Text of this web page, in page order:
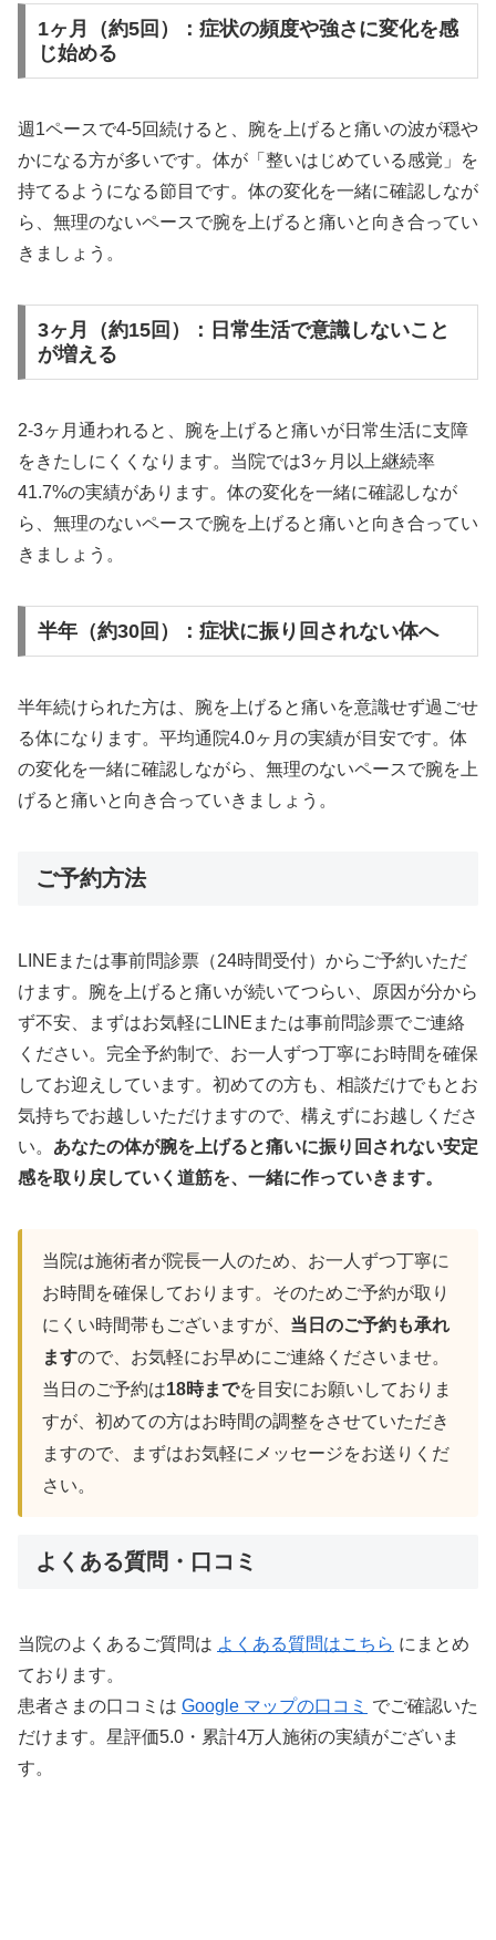
1ヶ月（約5回）：症状の頻度や強さに変化を感
じ始める
週1ペースで4-5回続けると、腕を上げると痛いの波が穏や
かになる方が多いです。体が「整いはじめている感覚」を
持てるようになる節目です。体の変化を一緒に確認しなが
ら、無理のないペースで腕を上げると痛いと向き合ってい
きましょう。
3ヶ月（約15回）：日常生活で意識しないこと
が増える
2-3ヶ月通われると、腕を上げると痛いが日常生活に支障
をきたしにくくなります。当院では3ヶ月以上継続率
41.7%の実績があります。体の変化を一緒に確認しなが
ら、無理のないペースで腕を上げると痛いと向き合ってい
きましょう。
半年（約30回）：症状に振り回されない体へ
半年続けられた方は、腕を上げると痛いを意識せず過ごせ
る体になります。平均通院4.0ヶ月の実績が目安です。体
の変化を一緒に確認しながら、無理のないペースで腕を上
げると痛いと向き合っていきましょう。
ご予約方法
LINEまたは事前問診票（24時間受付）からご予約いただ
けます。腕を上げると痛いが続いてつらい、原因が分から
ず不安、まずはお気軽にLINEまたは事前問診票でご連絡
ください。完全予約制で、お一人ずつ丁寧にお時間を確保
してお迎えしています。初めての方も、相談だけでもとお
気持ちでお越しいただけますので、構えずにお越しくださ
い。 あなたの体が腕を上げると痛いに振り回されない安定
感を取り戻していく道筋を、一緒に作っていきます。
当院は施術者が院長一人のため、お一人ずつ丁寧に
お時間を確保しております。そのためご予約が取り
にくい時間帯もございますが、 当日のご予約も承れ
ますので、お気軽にお早めにご連絡くださいませ。
当日のご予約は18時までを目安にお願いしておりま
すが、初めての方はお時間の調整をさせていただき
ますので、まずはお気軽にメッセージをお送りくだ
さい。
よくある質問・口コミ
当院のよくあるご質問は よくある質問はこちら にまとめ
ております。
患者さまの口コミは Google マップの口コミ でご確認いた
だけます。星評価5.0・累計4万人施術の実績がございま
す。